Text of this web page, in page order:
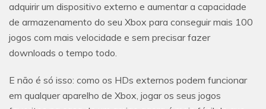
adquirir um dispositivo externo e aumentar a capacidade
de armazenamento do seu Xbox para conseguir mais 100
jogos com mais velocidade e sem precisar fazer
downloads o tempo todo.
E não é só isso: como os HDs externos podem funcionar
em qualquer aparelho de Xbox, jogar os seus jogos